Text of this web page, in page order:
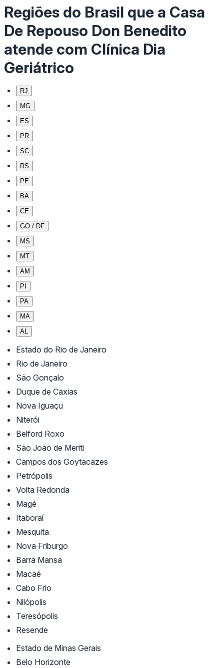
Regiões do Brasil que a Casa
De Repouso Don Benedito
atende com Clínica Dia
Geriátrico
RJ
MG
ES
PR
SC
RS
PE
BA
CE
GO / DF
MS
MT
AM
PI
PA
MA
AL
Estado do Rio de Janeiro
Rio de Janeiro
São Gonçalo
Duque de Caxias
Nova Iguaçu
Niterói
Belford Roxo
São João de Meriti
Campos dos Goytacazes
Petrópolis
Volta Redonda
Magé
Itaboraí
Mesquita
Nova Friburgo
Barra Mansa
Macaé
Cabo Frio
Nilópolis
Teresópolis
Resende
Estado de Minas Gerais
Belo Horizonte